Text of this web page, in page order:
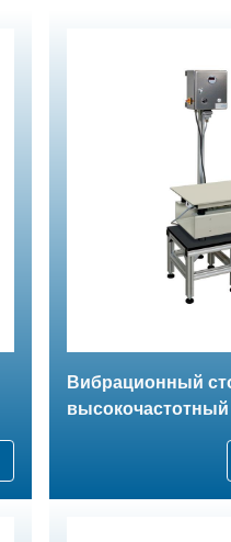
Вибрационный
высокочастотный